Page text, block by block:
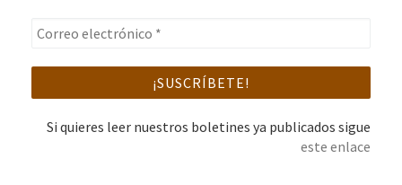
Si quieres leer nuestros boletines ya publicados sigue
este enlace